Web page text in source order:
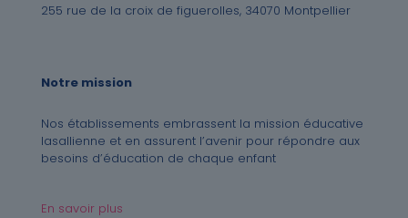
255 rue de la croix de figuerolles, 34070 Montpellier
Notre mission
Nos établissements embrassent la mission éducative
lasallienne et en assurent l’avenir pour répondre aux
besoins d’éducation de chaque enfant
En savoir plus